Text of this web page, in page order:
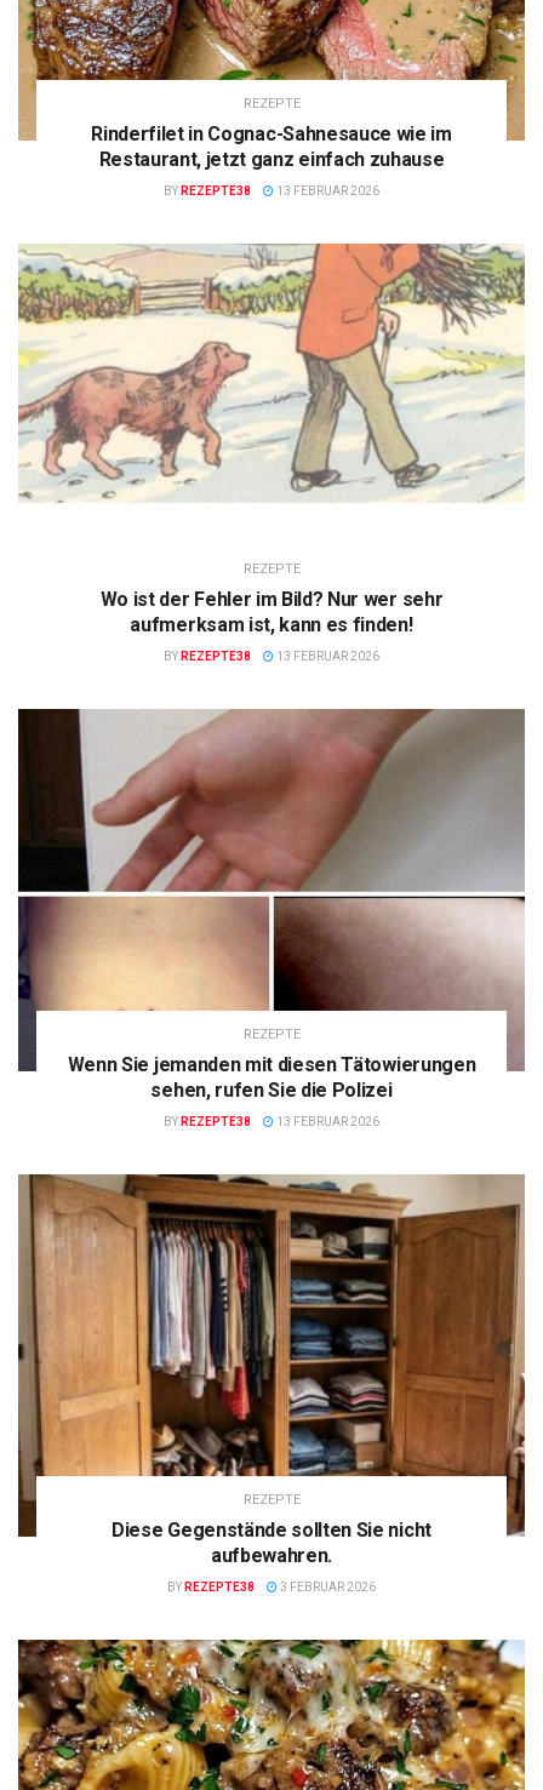
REZEPTE
Rinderfilet in Cognac-Sahnesauce wie im
Restaurant, jetzt ganz einfach zuhause
BY REZEPTE38 13 FEBRUAR 2026
REZEPTE
Wo ist der Fehler im Bild? Nur wer sehr
aufmerksam ist, kann es finden!
BY REZEPTE38 13 FEBRUAR 2026
REZEPTE
Wenn Sie jemanden mit diesen Tätowierungen
sehen, rufen Sie die Polizei
BY REZEPTE38 13 FEBRUAR 2026
REZEPTE
Diese Gegenstände sollten Sie nicht
aufbewahren.
BY REZEPTE38 3 FEBRUAR 2026